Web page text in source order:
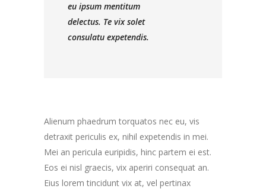
eu ipsum mentitum
delectus. Te vix solet
consulatu expetendis.
Alienum phaedrum torquatos nec eu, vis
detraxit periculis ex, nihil expetendis in mei.
Mei an pericula euripidis, hinc partem ei est.
Eos ei nisl graecis, vix aperiri consequat an.
Eius lorem tincidunt vix at, vel pertinax